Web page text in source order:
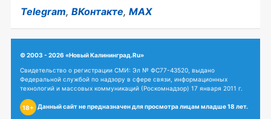
Telegram, ВКонтакте, MAX
© 2003 - 2026 «Новый Калининград.Ru»
Свидетельство о регистрации СМИ: Эл № ФС77-43520, выдано
Федеральной службой по надзору в сфере связи, информационных
технологий и массовых коммуникаций (Роскомнадзор) 17 января 2011 г.
18+ Данный сайт не предназначен для просмотра лицам младше 18 лет.